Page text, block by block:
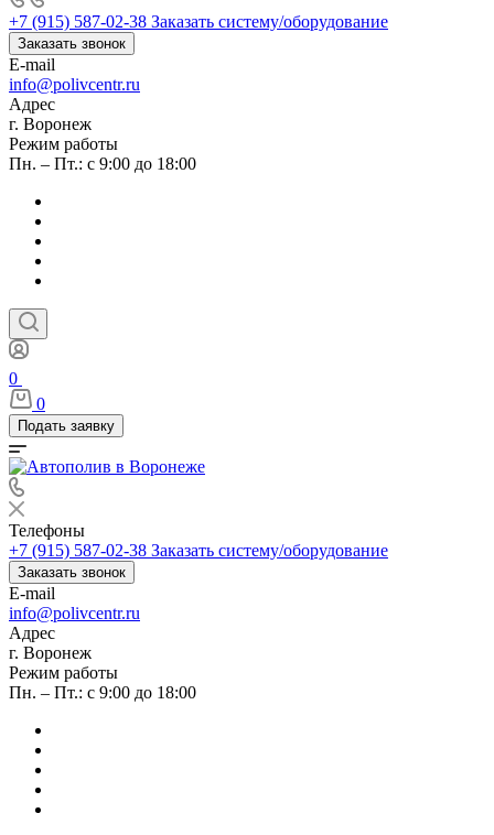
+7 (915) 587-02-38 Заказать систему/оборудование
Заказать звонок
E-mail
info@polivcentr.ru
Адрес
г. Воронеж
Режим работы
Пн. – Пт.: с 9:00 до 18:00
0
0
Подать заявку
Телефоны
+7 (915) 587-02-38 Заказать систему/оборудование
Заказать звонок
E-mail
info@polivcentr.ru
Адрес
г. Воронеж
Режим работы
Пн. – Пт.: с 9:00 до 18:00